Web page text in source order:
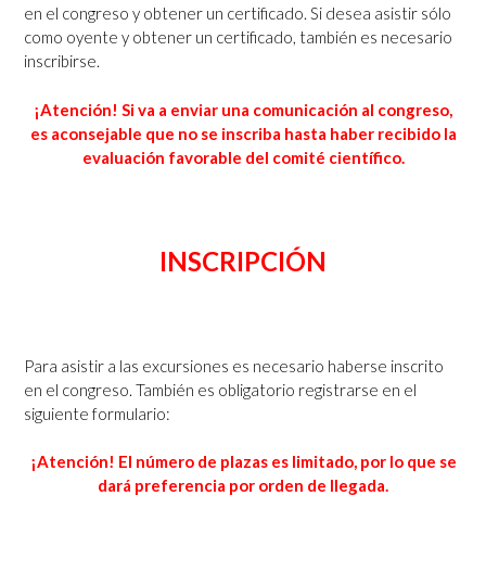
en el congreso y obtener un certificado. Si desea asistir sólo
como oyente y obtener un certificado, también es necesario
inscribirse.
¡Atención! Si va a enviar una comunicación al congreso,
es aconsejable que no se inscriba hasta haber recibido la
evaluación favorable del comité científico.
INSCRIPCIÓN
Para asistir a las excursiones es necesario haberse inscrito
en el congreso. También es obligatorio registrarse en el
siguiente formulario:
¡Atención! El número de plazas es limitado, por lo que se
dará preferencia por orden de llegada.